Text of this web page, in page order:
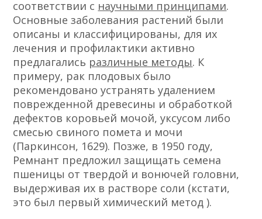
соответствии с научными принципами.
Основные заболевания растений были
описаны и классифицированы, для их
лечения и профилактики активно
предлагались различные методы. К
примеру, рак плодовых было
рекомендовано устранять удалением
поврежденной древесины и обработкой
дефектов коровьей мочой, уксусом либо
смесью свиного помета и мочи
(Паркинсон, 1629). Позже, в 1950 году,
Ремнант предложил защищать семена
пшеницы от твердой и вонючей головни,
выдерживая их в растворе соли (кстати,
это был первый химический метод ).